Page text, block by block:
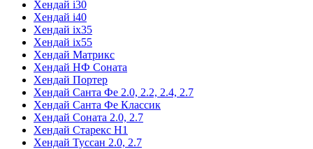
Хендай i30
Хендай i40
Хендай ix35
Хендай ix55
Хендай Матрикс
Хендай НФ Соната
Хендай Портер
Хендай Санта Фе 2.0, 2.2, 2.4, 2.7
Хендай Санта Фе Классик
Хендай Соната 2.0, 2.7
Хендай Старекс Н1
Хендай Туссан 2.0, 2.7